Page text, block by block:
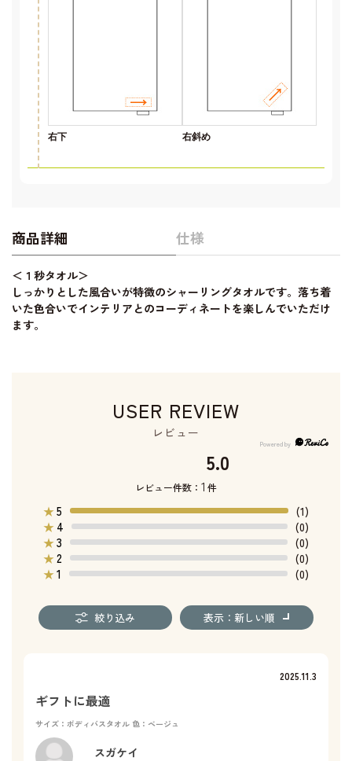
右下 右斜め
商品詳細 仕様
＜１秒タオル＞
しっかりとした風合いが特徴のシャーリングタオルです。落ち着
いた色合いでインテリアとのコーディネートを楽しんでいただけ
ます。
USER REVIEW
レビュー
5.0
レビュー件数： 1 件
★5
(1)
★ 4
(0)
★3
(0)
★2
(0)
★1 (0)
絞り込み 表示：新しい順
2025.11.3
ギフトに最適
サイズ：ボディバスタオル 色：ベージュ
スガケイ